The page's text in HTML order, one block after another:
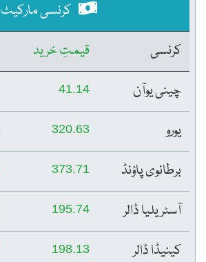
کرنسی مارکیٹ
کرنسی
قیمتِ خرید
چینی یوآن
41.14
یورو 320.63
برطانوی پاؤنڈ 373.71
آسٹریلیا ڈالر 195.74
کینیڈا ڈالر 198.13